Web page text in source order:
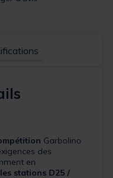
Garbolino
des
en
stations D25 /